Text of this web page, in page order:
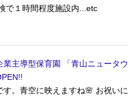
で１時間程度施設内...etc
業主導型保育園 「青山ニュータウ
す。青空に映えますね🌸 お祝いに